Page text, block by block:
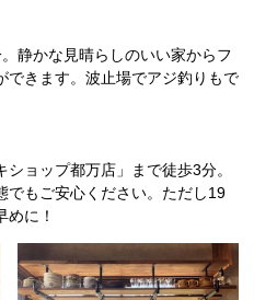
静かな見晴らしのいい家からフ
できます。波止場でアジ釣りもで
ョップ都万店」まで徒歩3分。
でもご安心ください。ただし19
に！